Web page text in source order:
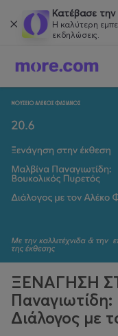
Κατέβασε
Η καλύτερη
εκδηλώσεις.
ΞΕΝΑΓΗΣΗ
Διάλογος με